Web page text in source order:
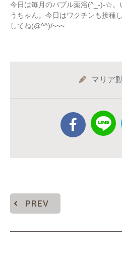
今日は毎月のバブル薬浴(^_-)-☆。
うちゃん。今日はワクチンも接種
してね(@^^)/~~~
マリア
PREV